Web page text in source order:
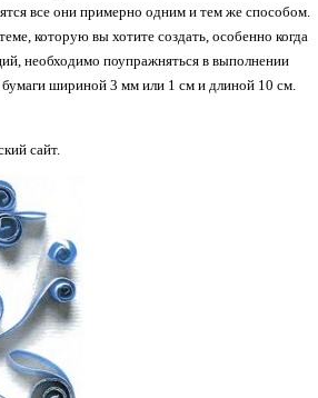
все они примерно одним и тем же способом.
которую вы хотите создать, особенно когда
необходимо поупражняться в выполнении
шириной 3 мм или 1 см и длиной 10 см.
сайт.